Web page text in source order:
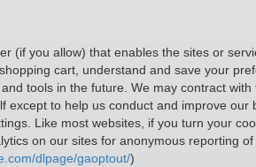
(if you allow) that enables the sites or
cart, understand and save your
tools in the future. We may contract
to help us conduct and improve our
Like most websites, if you turn your
on our sites for anonymous reporting
dlpage/gaoptout/)